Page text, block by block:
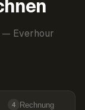
— Everhour
4 Rechnung